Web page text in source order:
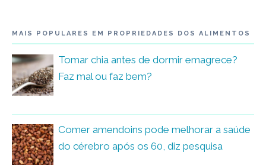
MAIS POPULARES EM PROPRIEDADES DOS ALIMENTOS
Tomar chia antes de dormir emagrece?
Faz mal ou faz bem?
Comer amendoins pode melhorar a saúde
do cérebro após os 60, diz pesquisa